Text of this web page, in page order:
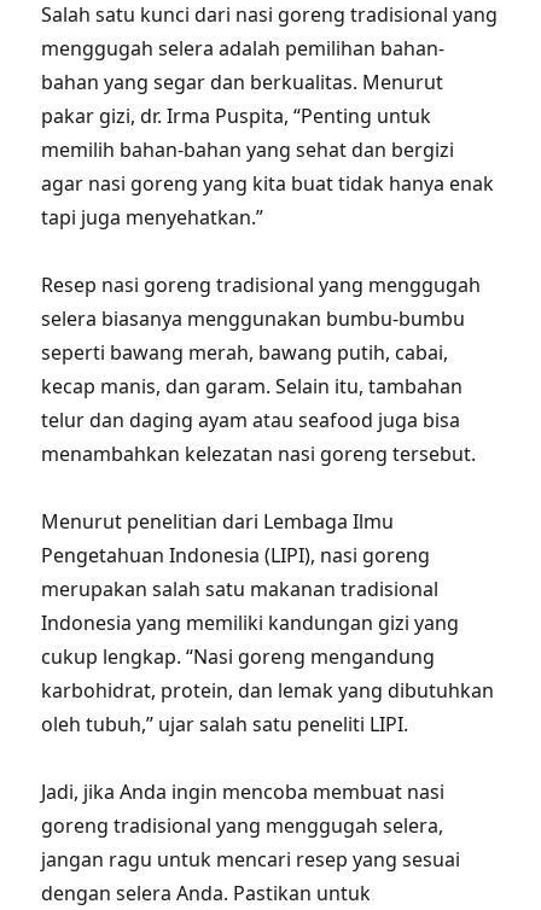
Salah satu kunci dari nasi goreng tradisional yang
menggugah selera adalah pemilihan bahan-
bahan yang segar dan berkualitas. Menurut
pakar gizi, dr. Irma Puspita, “Penting untuk
memilih bahan-bahan yang sehat dan bergizi
agar nasi goreng yang kita buat tidak hanya enak
tapi juga menyehatkan.”
Resep nasi goreng tradisional yang menggugah
selera biasanya menggunakan bumbu-bumbu
seperti bawang merah, bawang putih, cabai,
kecap manis, dan garam. Selain itu, tambahan
telur dan daging ayam atau seafood juga bisa
menambahkan kelezatan nasi goreng tersebut.
Menurut penelitian dari Lembaga Ilmu
Pengetahuan Indonesia (LIPI), nasi goreng
merupakan salah satu makanan tradisional
Indonesia yang memiliki kandungan gizi yang
cukup lengkap. “Nasi goreng mengandung
karbohidrat, protein, dan lemak yang dibutuhkan
oleh tubuh,” ujar salah satu peneliti LIPI.
Jadi, jika Anda ingin mencoba membuat nasi
goreng tradisional yang menggugah selera,
jangan ragu untuk mencari resep yang sesuai
dengan selera Anda. Pastikan untuk